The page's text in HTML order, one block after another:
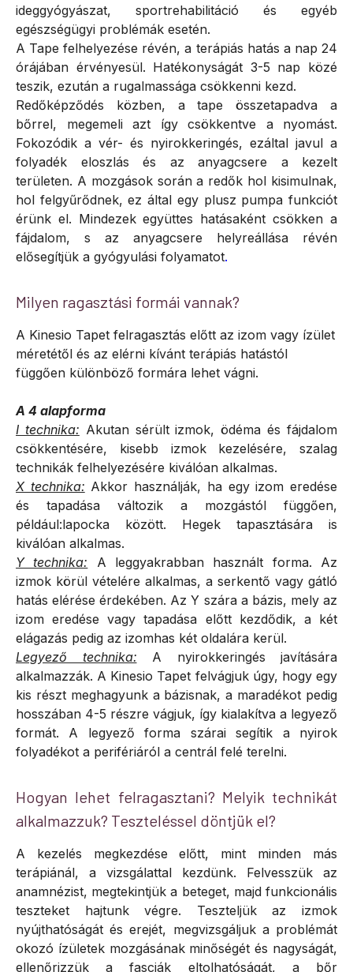
ideggyógyászat, sportrehabilitáció és egyéb
egészségügyi problémák esetén.
A Tape felhelyezése révén, a terápiás hatás a nap 24
órájában érvényesül. Hatékonyságát 3-5 nap közé
teszik, ezután a rugalmassága csökkenni kezd.
Redőképződés közben, a tape összetapadva a
bőrrel, megemeli azt így csökkentve a nyomást.
Fokozódik a vér- és nyirokkeringés, ezáltal javul a
folyadék eloszlás és az anyagcsere a kezelt
területen. A mozgások során a redők hol kisimulnak,
hol felgyűrődnek, ez által egy plusz pumpa funkciót
érünk el. Mindezek együttes hatásaként csökken a
fájdalom, s az anyagcsere helyreállása révén
elősegítjük a gyógyulási folyamatot.
Milyen ragasztási formái vannak?
A Kinesio Tapet felragasztás előtt az izom vagy ízület
méretétől és az elérni kívánt terápiás hatástól
függően különböző formára lehet vágni.
A 4 alapforma
I technika: Akutan sérült izmok, ödéma és fájdalom
csökkentésére, kisebb izmok kezelésére, szalag
technikák felhelyezésére kiválóan alkalmas.
X technika: Akkor használják, ha egy izom eredése
és tapadása változik a mozgástól függően,
például:lapocka között. Hegek tapasztására is
kiválóan alkalmas.
Y technika: A leggyakrabban használt forma. Az
izmok körül vételére alkalmas, a serkentő vagy gátló
hatás elérése érdekében. Az Y szára a bázis, mely az
izom eredése vagy tapadása előtt kezdődik, a két
elágazás pedig az izomhas két oldalára kerül.
Legyező technika: A nyirokkeringés javítására
alkalmazzák. A Kinesio Tapet felvágjuk úgy, hogy egy
kis részt meghagyunk a bázisnak, a maradékot pedig
hosszában 4-5 részre vágjuk, így kialakítva a legyező
formát. A legyező forma szárai segítik a nyirok
folyadékot a perifériáról a centrál felé terelni.
Hogyan lehet felragasztani? Melyik technikát
alkalmazzuk? Teszteléssel döntjük el?
A kezelés megkezdése előtt, mint minden más
terápiánál, a vizsgálattal kezdünk. Felvesszük az
anamnézist, megtekintjük a beteget, majd funkcionális
teszteket hajtunk végre. Teszteljük az izmok
nyújthatóságát és erejét, megvizsgáljuk a problémát
okozó ízületek mozgásának minőségét és nagyságát,
ellenőrizzük a fasciák eltolhatóságát, a bőr